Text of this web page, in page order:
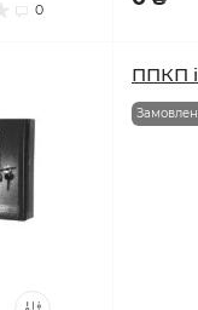
0
ППКП і